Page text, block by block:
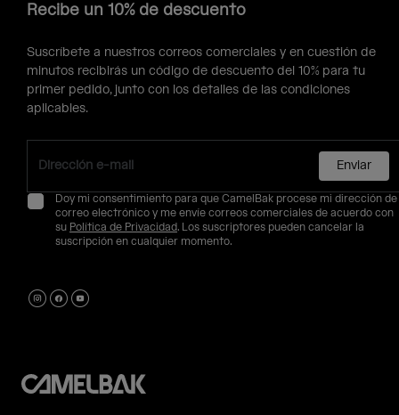
Recibe un 10% de descuento
Suscríbete a nuestros correos comerciales y en cuestión de
minutos recibirás un código de descuento del 10% para tu
primer pedido, junto con los detalles de las condiciones
aplicables.
Enviar
Doy mi consentimiento para que CamelBak procese mi dirección de
correo electrónico y me envíe correos comerciales de acuerdo con
su Política de Privacidad. Los suscriptores pueden cancelar la
suscripción en cualquier momento.